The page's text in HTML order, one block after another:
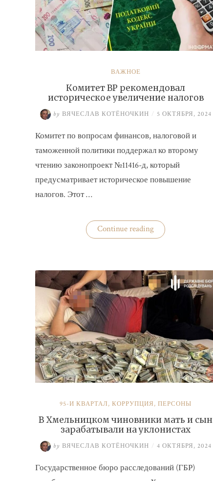
ВАЖНОЕ
Комитет ВР рекомендовал
историческое увеличение налогов
by ВЯЧЕСЛАВ КОТЁНОЧКИН / 5 ОКТЯБРЯ, 2024
Комитет по вопросам финансов, налоговой и
таможенной политики поддержал ко второму
чтению законопроект №11416-д, который
предусматривает историческое повышение
налогов. Этот …
Continue reading«Комитет
ВР
налогов»
95-Й КВАРТАЛ, КОРРУПЦИЯ, ПЕРСОНЫ
В Хмельницком чиновники мать и сын
зарабатывали на уклонистах
by ВЯЧЕСЛАВ КОТЁНОЧКИН / 4 ОКТЯБРЯ, 2024
Государственное бюро расследований (ГБР)